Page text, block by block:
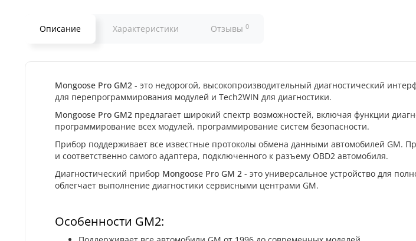
Описание Характеристики Отзывы 0
Mongoose Pro GM2 - это недорогой, высокопроизводительный диагностический
для перепрограммирования модулей и Tech2WIN для диагностики.
Mongoose Pro GM2 предлагает широкий спектр возможностей, включая функции
программирование всех модулей, программирование систем безопасности.
Прибор поддерживает все известные протоколы обмена данными автомобилей GM.
и соответственно самого адаптера, подключенного к разъему OBD2 автомобиля.
Диагностический прибор Mongoose Pro GM 2 - это универсальное устройство для
облегчает выполнение диагностики сервисными центрами GM.
Особенности GM2: